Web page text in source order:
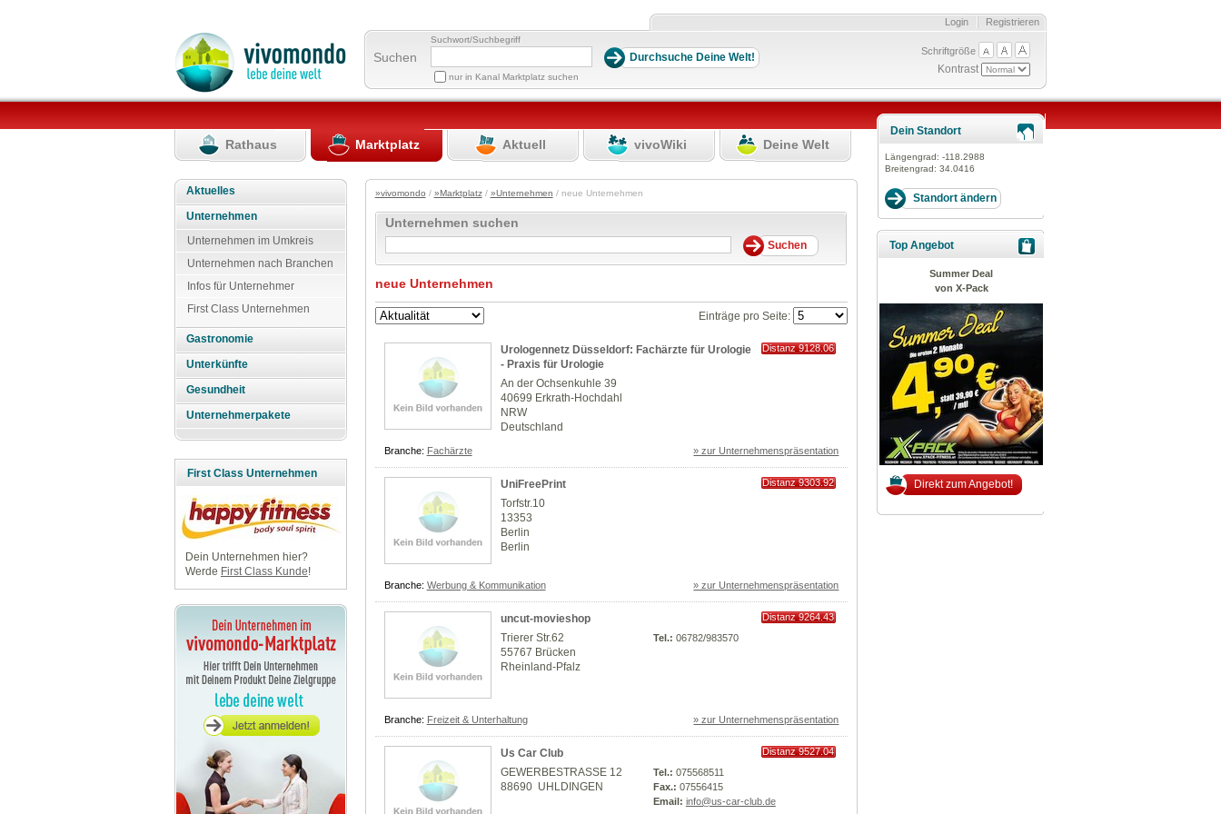
Registrieren
Login
Suchen
Suchwort/Suchbegriff
nur in Kanal Marktplatz suchen
Schriftgröße
Kontrast
Rathaus Marktplatz Aktuell vivoWiki Deine Welt
Aktuelles
Unternehmen
Unternehmen im Umkreis
Unternehmen nach Branchen
Infos für Unternehmer
First Class Unternehmen
Gastronomie
Unterkünfte
Gesundheit
Unternehmerpakete
First Class Unternehmen
Dein Unternehmen hier?
Werde First Class Kunde!
»vivomondo / »Marktplatz/ »Unternehmen / neue Unternehmen
Unternehmen suchen
neue Unternehmen
Einträge pro Seite:
Urologennetz Düsseldorf: Fachärzte für Urologie
- Praxis für Urologie
Distanz 9128.06
An der Ochsenkuhle 39
40699 Erkrath-Hochdahl
NRW
Deutschland
Branche: Fachärzte » zur Unternehmenspräsentation
UniFreePrint
Distanz 9303.92
Torfstr.10
13353
Berlin
Berlin
Branche: Werbung & Kommunikation » zur Unternehmenspräsentation
uncut-movieshop
Distanz 9264.43
Trierer Str.62
55767 Brücken
Rheinland-Pfalz
Tel.: 06782/983570
Branche: Freizeit & Unterhaltung » zur Unternehmenspräsentation
Us Car Club
Distanz 9527.04
GEWERBESTRASSE 12
88690 UHLDINGEN
Tel.: 075568511
Fax.: 07556415
Email: info@us-car-club.de
Dein Standort
Längengrad: -118.2988
Breitengrad: 34.0416
Top Angebot
Summer Deal
von X-Pack
Direkt zum Angebot!